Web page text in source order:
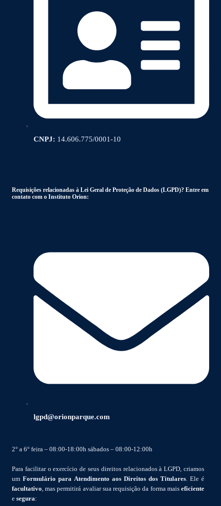
CNPJ: 14.606.775/0001-10
Requisições relacionadas à Lei Geral de Proteção de Dados (LGPD)? Entre em
contato com o Instituto Orion:
lgpd@orionparque.com
2° a 6° feira – 08:00-18:00h sábados – 08:00-12:00h
Para facilitar o exercício de seus direitos relacionados à LGPD, criamos
um Formulário para Atendimento aos Direitos dos Titulares . Ele é
facultativo , mas permitirá avaliar sua requisição da forma mais eficiente
e segura: